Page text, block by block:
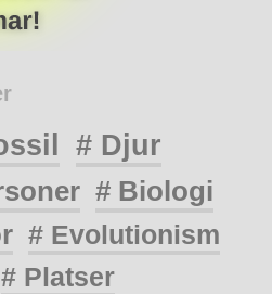
# Djur
# Biologi
# Evolutionism
# Platser